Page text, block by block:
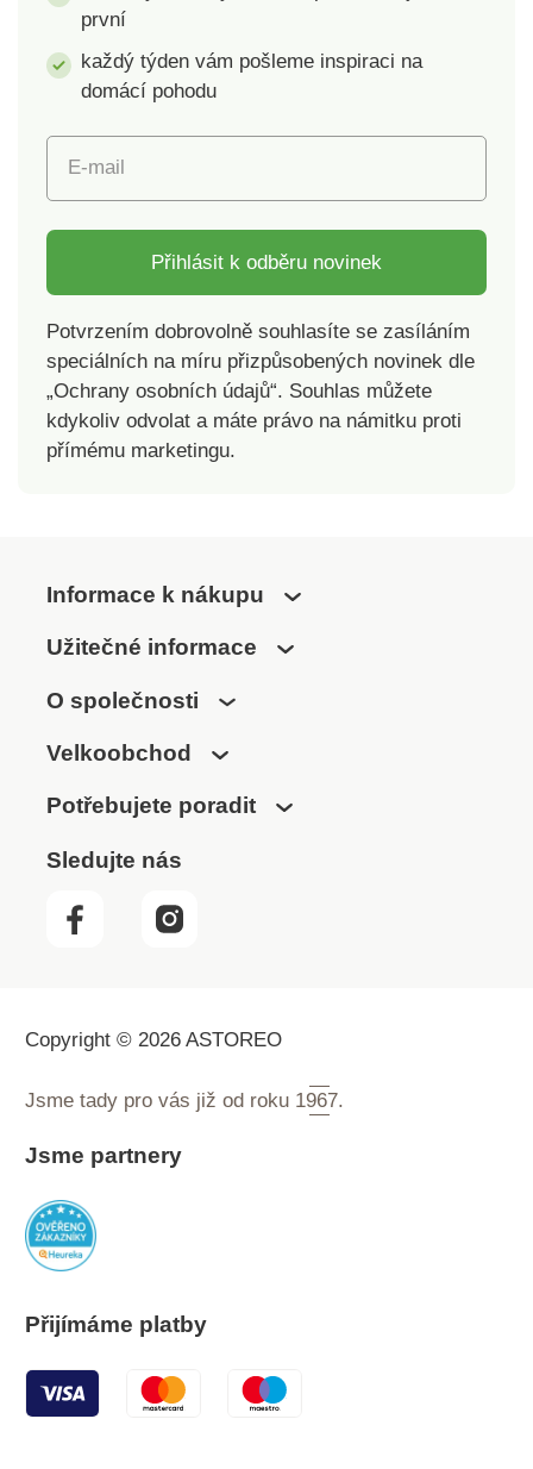
součástí balení.
Rozměry: 15 x 21,5 x
1,5 cm.
první
každý týden vám pošleme inspiraci na
domácí pohodu
E-mail
Přihlásit k odběru novinek
Potvrzením dobrovolně souhlasíte se zasíláním
speciálních na míru přizpůsobených novinek dle
„Ochrany osobních údajů“. Souhlas můžete
kdykoliv odvolat a máte právo na námitku proti
přímému marketingu.
Informace k nákupu
Užitečné informace
O společnosti
Velkoobchod
Potřebujete poradit
Sledujte nás
Copyright © 2026 ASTOREO
Jsme tady pro vás již od roku 1967.
Jsme partnery
Přijímáme platby